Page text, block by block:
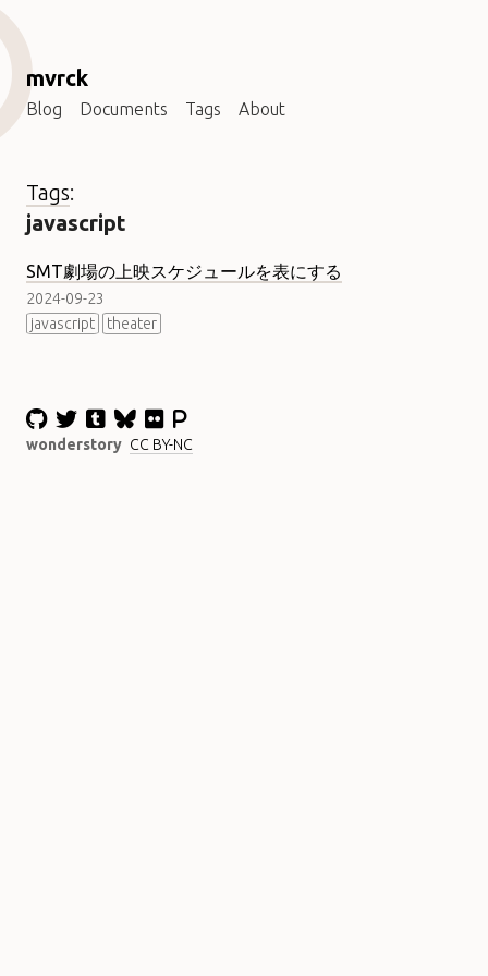
mvrck
Blog Documents Tags About
Tags:
javascript
SMT劇場の上映スケジュールを表にする
2024-09-23
javascript
theater
wonderstory CC BY-NC